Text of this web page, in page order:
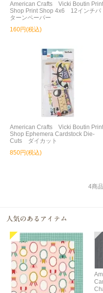
American Crafts Vicki Boutin Print
Shop Print Shop 4x6 12インチパ
ターンペーパー
160円(税込)
American Crafts Vicki Boutin Print
Shop Ephemera Cardstock Die-
Cuts ダイカット
850円(税込)
4商